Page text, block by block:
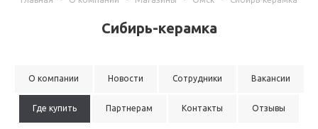
Сибирь-керамка
О компании Новости Сотрудники Вакансии
Где купить Партнерам Контакты Отзывы